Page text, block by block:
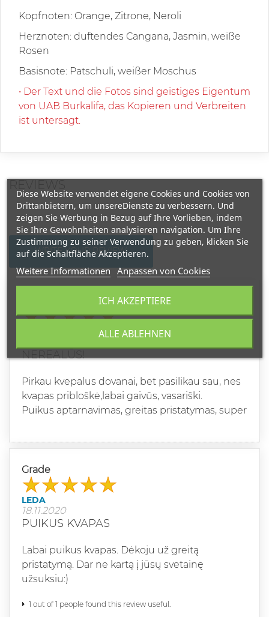
Kopfnoten: Orange, Zitrone, Neroli
Herznoten: duftendes Cangana, Jasmin, weiße
Rosen
Basisnote: Patschuli, weißer Moschus
• Der Text und die Fotos sind geistiges Eigentum
von UAB Burkalifa, das Kopieren und Verbreiten
ist untersagt.
WRITE YOUR REVIEW
NEREALŪS!
Pirkau kvepalus dovanai, bet pasilikau sau, nes
kvapas pribloškė,labai gaivūs, vasariški.
Puikus aptarnavimas, greitas pristatymas, super
Grade
LEDA
18.11.2020
PUIKUS KVAPAS
Labai puikus kvapas. Dėkoju už greitą
pristatymą. Dar ne kartą į jūsų svetainę
užsuksiu:)
1 out of 1 people found this review useful.
Diese Website verwendet eigene Cookies und Cookies von
Drittanbietern, um unsereDienste zu verbessern. Und
zeigen Sie Werbung in Bezug auf Ihre Vorlieben, indem
Sie Ihre Gewohnheiten analysieren navigation. Um Ihre
Zustimmung zu seiner Verwendung zu geben, klicken Sie
auf die Schaltfläche Akzeptieren.
Weitere Informationen Anpassen von Cookies
ALLE ABLEHNEN
ICH AKZEPTIERE